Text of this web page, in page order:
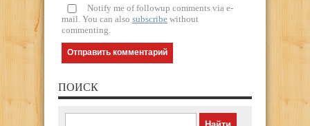
Notify me of followup comments via e-
mail. You can also subscribe without
commenting.
ПОИСК